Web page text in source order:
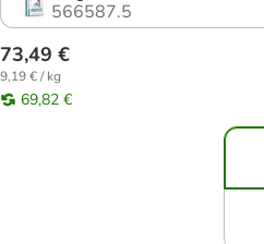
566587.5
73,49 €
9,19 € / kg
69,82 €